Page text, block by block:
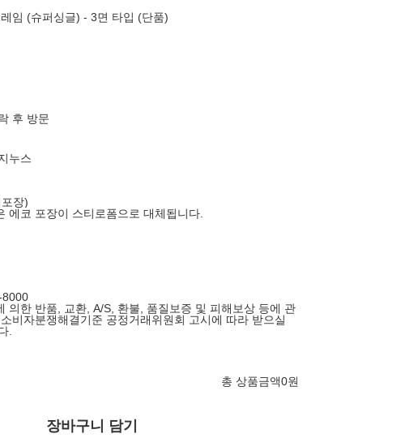
임 (슈퍼싱글) - 3면 타입 (단품)
후 방문
누스
장)
에코 포장이 스티로폼으로 대체됩니다.
의한 반품, 교환, A/S, 환불, 품질보증 및 피해보상 등에 관
비자분쟁해결기준 공정거래위원회 고시에 따라 받으실
.
총 상품금액0원
장바구니 담기